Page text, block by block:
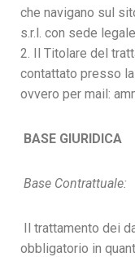
che navigano sul
s.r.l. con sede
2. Il Titolare del
contattato presso
ovvero per mail:
BASE GIURIDICA
Base Contrattuale:
Il trattamento dei
obbligatorio in